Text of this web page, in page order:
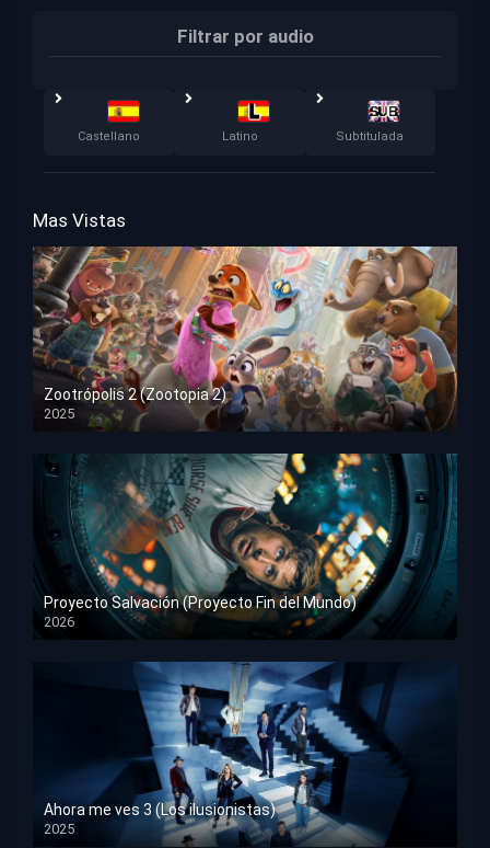
Filtrar por audio
Castellano Latino Subtitulada
Mas Vistas
Zootrópolis 2 (Zootopia 2)
2025
HD 1080p
Proyecto Salvación (Proyecto Fin del Mundo)
2026
HD 1080p
Ahora me ves 3 (Los ilusionistas)
2025
HD 1080p